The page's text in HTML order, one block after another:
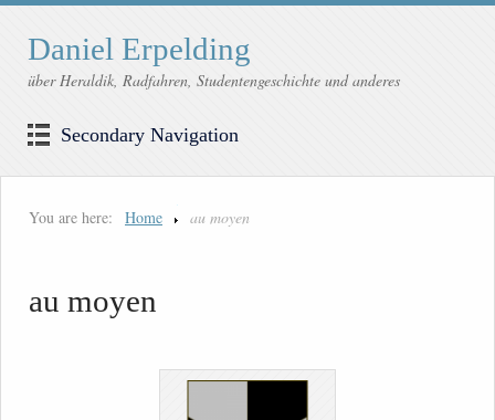
Daniel Erpelding
über Heraldik, Radfahren, Studentengeschichte und anderes
Secondary Navigation
You are here: Home au moyen
au moyen